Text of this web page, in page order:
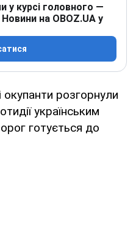
у курсі головного —
на OBOZ.UA у
окупанти розгорнули
українським
готується до